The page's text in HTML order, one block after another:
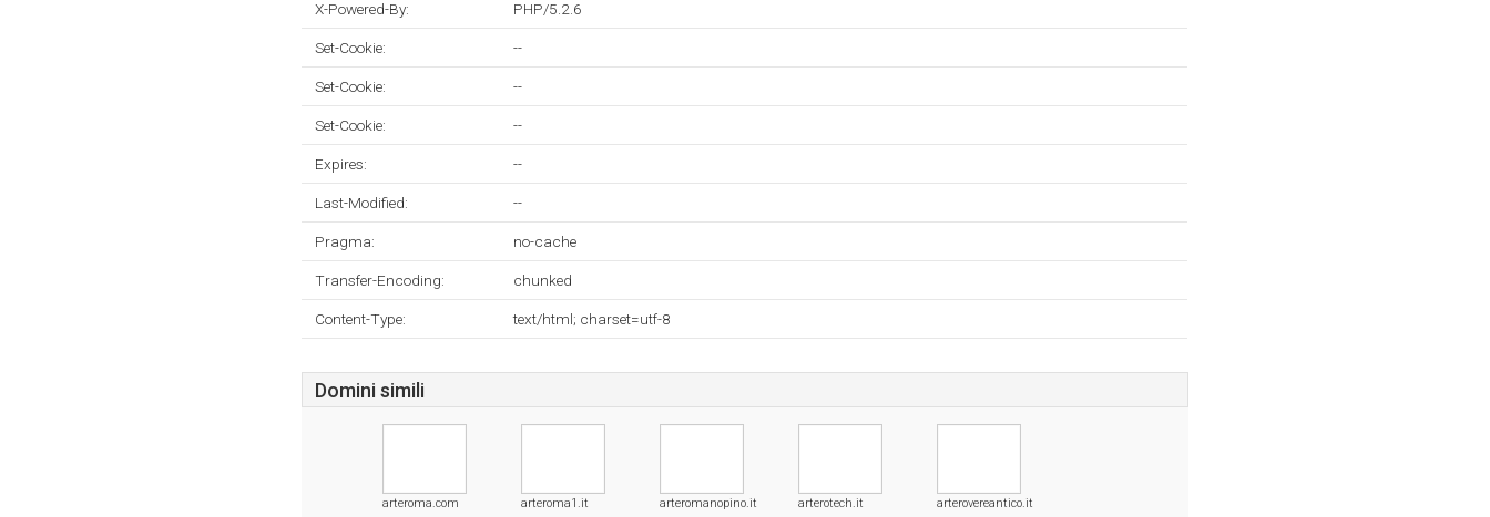
X-Powered-By: PHP/5.2.6
Set-Cookie: --
Set-Cookie: --
Set-Cookie: --
Expires: --
Last-Modified: --
Pragma: no-cache
Transfer-Encoding: chunked
Content-Type: text/html; charset=utf-8
Domini simili
arteroma.com arteroma1.it arteromanopino.it arterotech.it arterovereantico.it